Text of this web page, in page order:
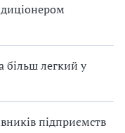
більш легкий у
підприємств